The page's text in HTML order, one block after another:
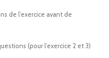
de l’exercice avant de
(pour l’exercice 2 et 3)